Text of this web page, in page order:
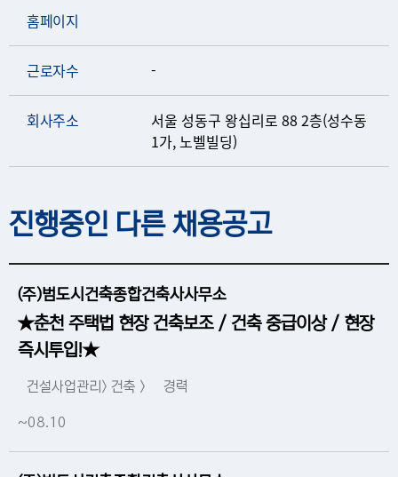
홈페이지
근로자수 -
회사주소
서울 성동구 왕십리로 88 2층(성수동
1가, 노벨빌딩)
진행중인 다른 채용공고
(주)범도시건축종합건축사사무소
★춘천 주택법 현장 건축보조 / 건축 중급이상 / 현장
즉시투입!★
건설사업관리> 건축 > 경력
~08.10